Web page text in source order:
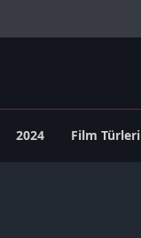
2024 Film Türleri